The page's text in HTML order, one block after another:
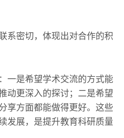
系密切，体现出对合作的积
一是希望学术交流的方式能
动更深入的探讨；二是希望
享方面都能做得更好。这些
发展，是提升教育科研质量